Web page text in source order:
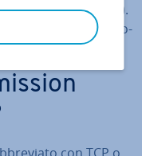
Protocol (TCP).
dei dati tra i di­spo­